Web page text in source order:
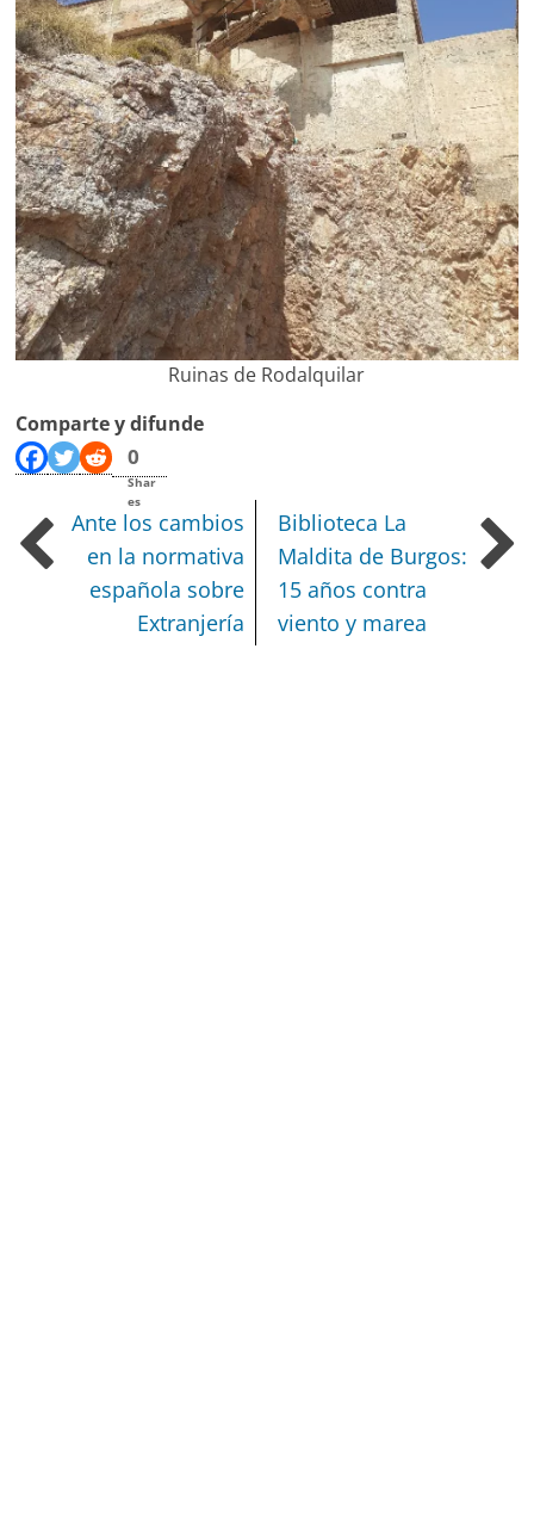
Ruinas de Rodalquilar
Comparte y difunde
0
Shar
es
Ante los cambios
en la normativa
española sobre
Extranjería
Biblioteca La
Maldita de Burgos:
15 años contra
viento y marea